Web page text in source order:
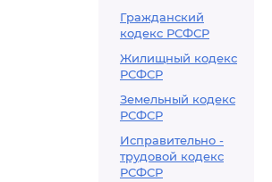
Гражданский
кодекс РСФСР
Жилищный кодекс
РСФСР
Земельный кодекс
РСФСР
Исправительно -
трудовой кодекс
РСФСР